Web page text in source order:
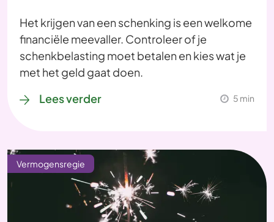
Het krijgen van een schenking is een welkome
financiële meevaller. Controleer of je
schenkbelasting moet betalen en kies wat je
met het geld gaat doen.
Lees verder
5 min
Vermogensregie